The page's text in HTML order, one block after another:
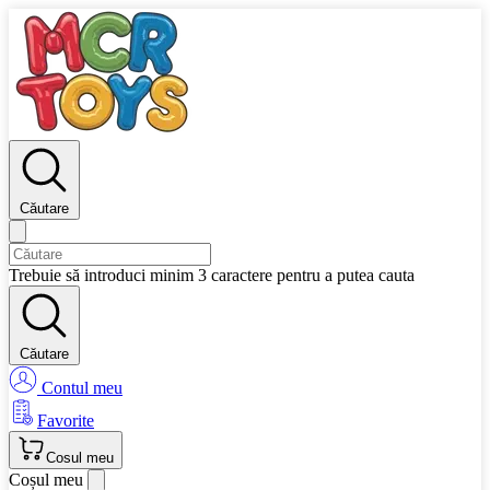
Căutare
Trebuie să introduci minim 3 caractere pentru a putea cauta
Căutare
Contul meu
Favorite
Cosul meu
Coșul meu